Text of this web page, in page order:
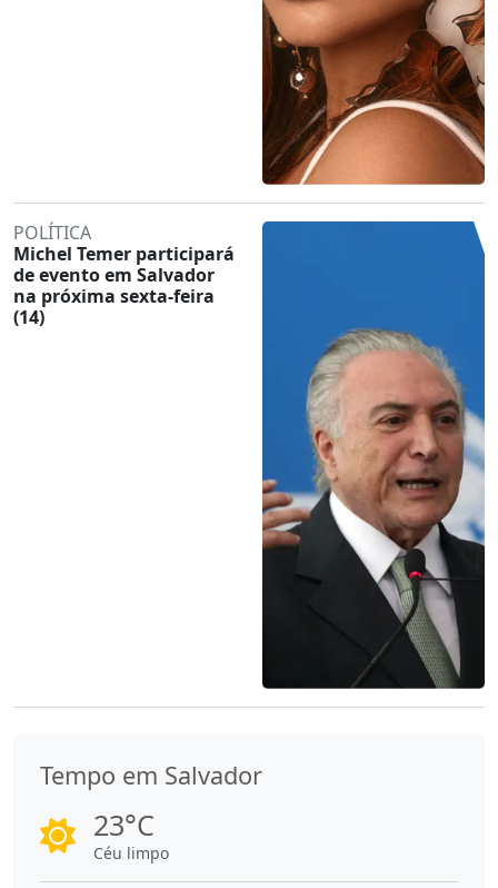
POLÍTICA
Michel Temer participará
de evento em Salvador
na próxima sexta-feira
(14)
Tempo em Salvador
23°C
Céu limpo